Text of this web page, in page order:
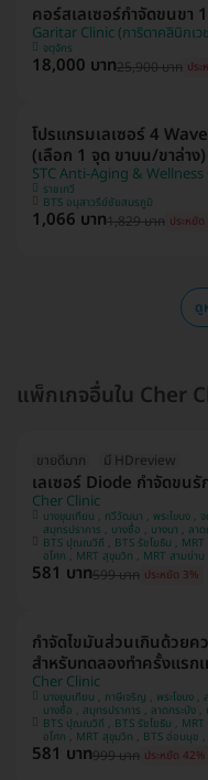
คอร์สเลเซอร์กำจัดขนขา
Garitar Clinic (การิตาคลินิกเว
จตุจักร
18,000 บาท25,900 บาท ปร
โปรแกรมเลเซอร์ 4
(เลือก 1 จุด ขาบน/ขาล่าง
STC Anti-Aging & Wellness
ราชเทวี
BTS อนุสาวรีย์ชัยสมรภูมิ
1,066 บาท1,829 บาท ประหยั
ดู
แพ็กเกจอื่นใน Cher
ขายดีมาก มี HDreview
เลเซอร์ Diode กำจัดขน
Cher Clinic
บางขุนเทียน , ทวีวัฒนา , พระโขนง , จตุจักร , ภาษีเจริญ , ลาดพร้าว , ประเวศ ,
สมุทรปราการ , บางซื่อ , บางนา , ลาดกระบัง , ราชเทวี , คันนายาว , คลองเตย ,
บางแค , ปทุมวัน
BTS ปุณณวิถี , BTS รัชโยธิน , MRT เตาปูน , BTS บางนา , BTS อุดมสุข , BTS
581 บาท599 บาท ประหยัด 3%
กำจัดไขมันส่วนเกินด้วยค
สำหรับทดลองทำครั้งแรก
Cher Clinic
บางขุนเทียน , ภาษีเจริญ , พระโขนง , ลาดพร้าว , จตุจักร , ประเวศ , ทวีวัฒนา ,
บางซื่อ , สมุทรปราการ , ลาดกระบัง , บางนา , คันนายาว , คลองเตย , ราชเทวี ,
ปทุมวัน , บางแค
BTS ปุณณวิถี , BTS รัชโยธิน , MRT เตาปูน , BTS บางนา , BTS อุดมสุข , BTS
581 บาท999 บาท ประหยัด 42%